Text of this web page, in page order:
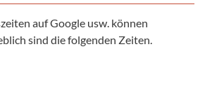
auf Google usw. können
sind die folgenden Zeiten.